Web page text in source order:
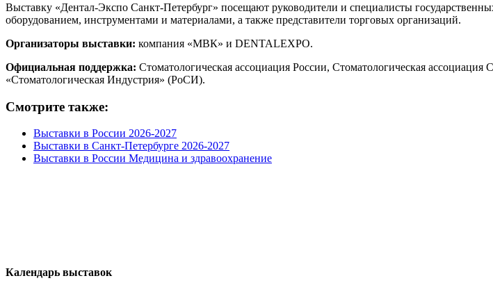
Выставку «Дентал-Экспо Санкт-Петербург» посещают руководители и специалисты
оборудованием, инструментами и материалами, а также представители торговых организаций.
Организаторы выставки: компания «МВК» и DENTALEXPO.
Официальная поддержка: Стоматологическая ассоциация России, Стоматологическая
«Стоматологическая Индустрия» (РоСИ).
Смотрите также:
Выставки в России 2026-2027
Выставки в Санкт-Петербурге 2026-2027
Выставки в России Медицина и здравоохранение
Календарь выставок